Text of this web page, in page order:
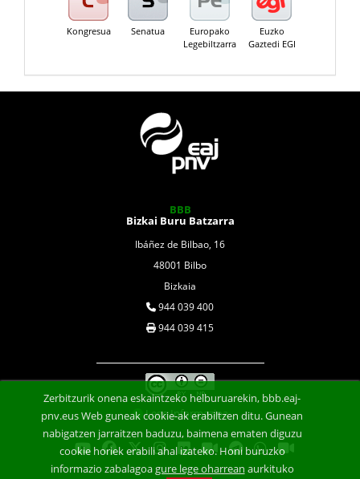
Kongresua Senatua
Europako
Legebiltzarra
Euzko
Gaztedi EGI
BBB
Bizkai Buru Batzarra
Ibáñez de Bilbao, 16
48001 Bilbo
Bizkaia
944 039 400
944 039 415
Lege Informazioa
Zerbitzurik onena eskaintzeko helburuarekin, bbb.eaj-
pnv.eus Web guneak cookie-ak erabiltzen ditu. Gunean
nabigatzen jarraitzen baduzu, baimena ematen diguzu
cookie horiek erabili ahal izateko. Honi buruzko
informazio zabalagoagure lege oharrean aurkituko